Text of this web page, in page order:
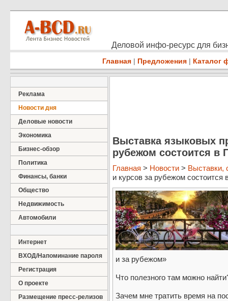
Деловой инфо-ресурс для
Главная | Предложения | Каталог
Реклама
Новости дня
Деловые новости
Экономика
Бизнес-обзор
Политика
Финансы, банки
Общество
Недвижимость
Автомобили
Интернет
ВХОД/Напоминание пароля
Регистрация
О проекте
Размещение пресс-релизов
Выставка языковых
рубежом состоится в
Главная > Новости > Выставки,
и курсов за рубежом состоится
и за рубежом»
Что полезного там можно
Зачем мне тратить время на